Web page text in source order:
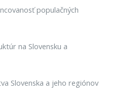
populačných
na Slovensku a
Slovenska a jeho regiónov